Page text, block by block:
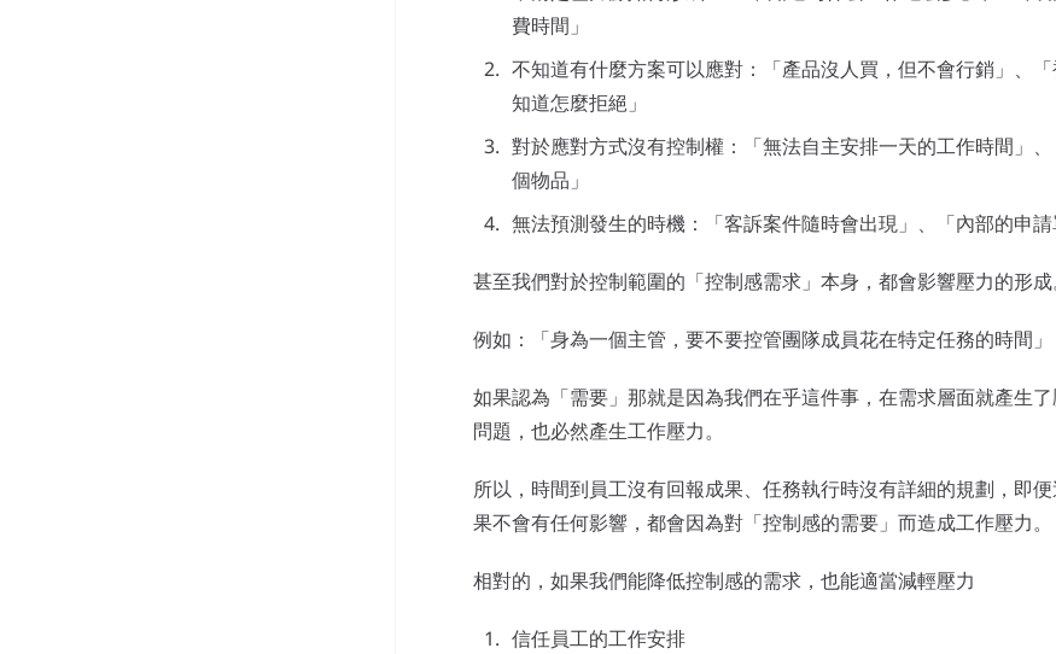
費時間」
不知道有什麼方案可以應對：「產品沒人買，但不會行銷」、
知道怎麼拒絕」
對於應對方式沒有控制權：「無法自主安排一天的工作時間」
個物品」
無法預測發生的時機：「客訴案件隨時會出現」、「內部的申請
甚至我們對於控制範圍的「控制感需求」本身，都會影響壓力的形成
例如：「身為一個主管，要不要控管團隊成員花在特定任務的時間」
如果認為「需要」那就是因為我們在乎這件事，在需求層面就產生
問題，也必然產生工作壓力。
所以，時間到員工沒有回報成果、任務執行時沒有詳細的規劃，即
果不會有任何影響，都會因為對「控制感的需要」而造成工作壓力。
相對的，如果我們能降低控制感的需求，也能適當減輕壓力
信任員工的工作安排